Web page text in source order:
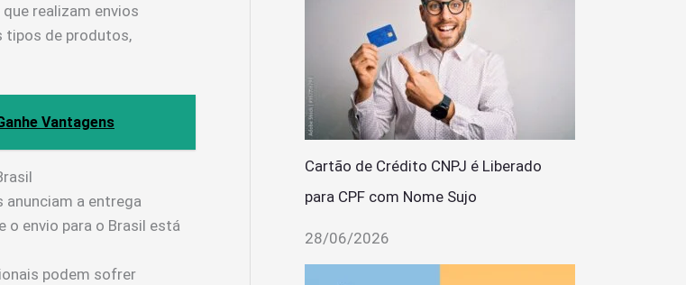
realizam envios
tipos de produtos,
Vantagens
a entrega
o envio para o Brasil está
podem sofrer
Cartão de Crédito CNPJ é Liberado
para CPF com Nome Sujo
28/06/2026